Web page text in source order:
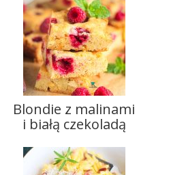
Blondie z malinami
i białą czekoladą